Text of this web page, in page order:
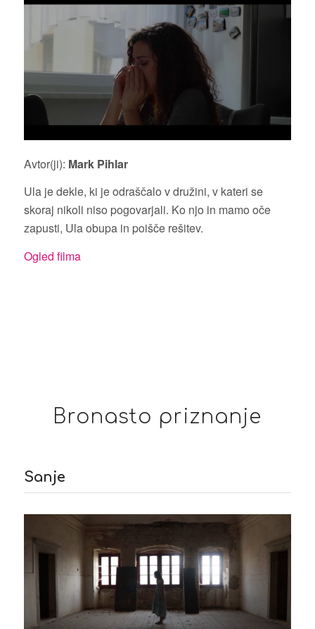
Avtor(ji): Mark Pihlar
Ula je dekle, ki je odraščalo v družini, v kateri se
skoraj nikoli niso pogovarjali. Ko njo in mamo oče
zapusti, Ula obupa in poišče rešitev.
Ogled filma
Bronasto priznanje
Sanje